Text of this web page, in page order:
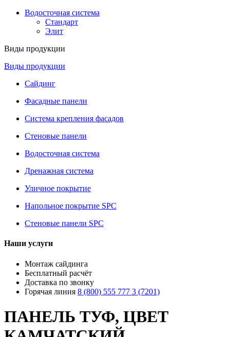
Водосточная система
Стандарт
Элит
Виды продукции
Виды продукции
Сайдинг
Фасадные панели
Система крепления фасадов
Стеновые панели
Водосточная система
Дренажная система
Уличное покрытие
Напольное покрытие SPC
Стеновые панели SPC
Наши услуги
Монтаж сайдинга
Бесплатный расчёт
Доставка по звонку
Горячая линия 8 (800) 555 777 3 (7201)
ПАНЕЛЬ ТУФ, ЦВЕТ